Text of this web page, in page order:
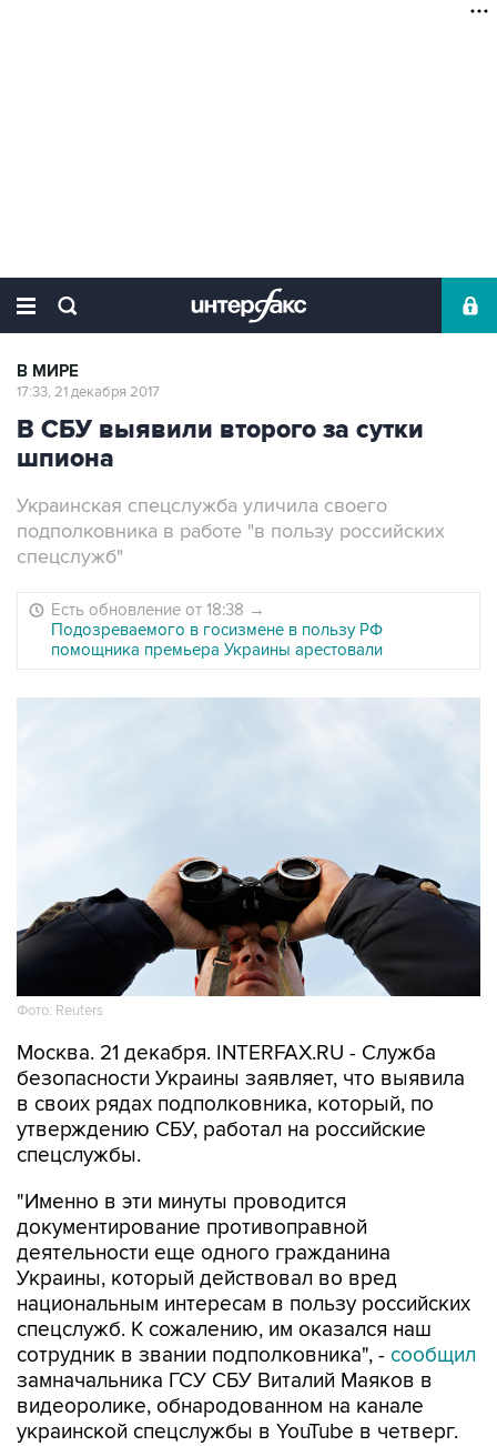
В МИРЕ
17:33, 21 декабря 2017
В СБУ выявили второго за сутки
шпиона
Украинская спецслужба уличила своего
подполковника в работе "в пользу российских
спецслужб"
Есть обновление от 18:38 →
Подозреваемого в госизмене в пользу РФ
помощника премьера Украины арестовали
Фото: Reuters
Москва. 21 декабря. INTERFAX.RU - Служба
безопасности Украины заявляет, что выявила
в своих рядах подполковника, который, по
утверждению СБУ, работал на российские
спецслужбы.
"Именно в эти минуты проводится
документирование противоправной
деятельности еще одного гражданина
Украины, который действовал во вред
национальным интересам в пользу российских
спецслужб. К сожалению, им оказался наш
сотрудник в звании подполковника", - сообщил
замначальника ГСУ СБУ Виталий Маяков в
видеоролике, обнародованном на канале
украинской спецслужбы в YouTube в четверг.